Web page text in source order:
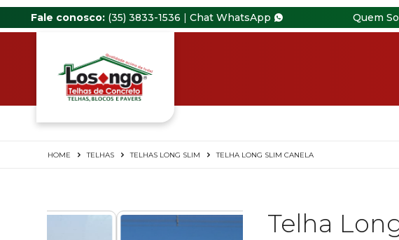
Fale conosco: (35) 3833-1536 | Chat WhatsApp Quem
HOME TELHAS TELHAS LONG SLIM TELHA LONG SLIM CANELA
Telha